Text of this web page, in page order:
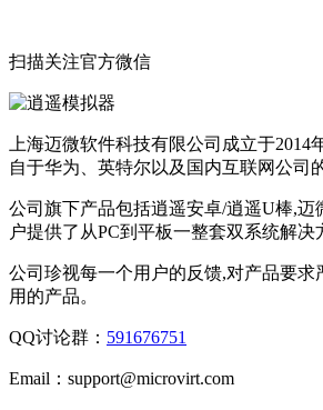
扫描关注官方微信
上海迈微软件科技有限公司成立于2014
自于华为、英特尔以及国内互联网公司
公司旗下产品包括逍遥安卓/逍遥U棒,迈
户提供了从PC到平板一整套双系统解决
公司珍视每一个用户的反馈,对产品要求
用的产品。
QQ讨论群： 591676751
Email： support@microvirt.com